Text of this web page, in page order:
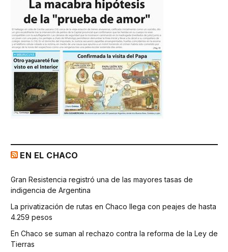
EN EL CHACO
Gran Resistencia registró una de las mayores tasas de
indigencia de Argentina
La privatización de rutas en Chaco llega con peajes de hasta
4.259 pesos
En Chaco se suman al rechazo contra la reforma de la Ley de
Tierras